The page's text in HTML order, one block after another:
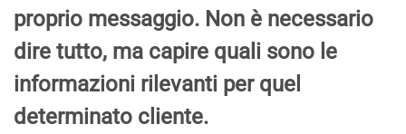
proprio messaggio. Non è necessario
dire tutto, ma capire quali sono le
informazioni rilevanti per quel
determinato cliente.